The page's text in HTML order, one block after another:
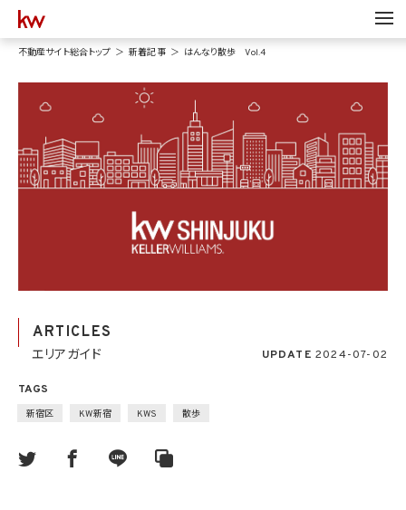
不動産サイト総合トップ 新着記事 はんなり散歩 Vol.4
ARTICLES
エリアガイド UPDATE 2024-07-02
TAGS
新宿区 KW新宿 KWS 散歩